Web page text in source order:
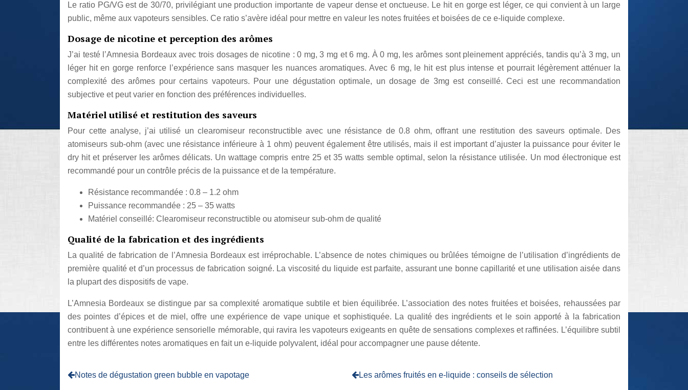
Le ratio PG/VG est de 30/70, privilégiant une production importante de vapeur dense et onctueuse. Le hit en gorge est léger, ce qui convient à un large
public, même aux vapoteurs sensibles. Ce ratio s’avère idéal pour mettre en valeur les notes fruitées et boisées de ce e-liquide complexe.
Dosage de nicotine et perception des arômes
J’ai testé l’Amnesia Bordeaux avec trois dosages de nicotine : 0 mg, 3 mg et 6 mg. À 0 mg, les arômes sont pleinement appréciés, tandis qu’à 3 mg, un
léger hit en gorge renforce l’expérience sans masquer les nuances aromatiques. Avec 6 mg, le hit est plus intense et pourrait légèrement atténuer la
complexité des arômes pour certains vapoteurs. Pour une dégustation optimale, un dosage de 3mg est conseillé. Ceci est une recommandation
subjective et peut varier en fonction des préférences individuelles.
Matériel utilisé et restitution des saveurs
Pour cette analyse, j’ai utilisé un clearomiseur reconstructible avec une résistance de 0.8 ohm, offrant une restitution des saveurs optimale. Des
atomiseurs sub-ohm (avec une résistance inférieure à 1 ohm) peuvent également être utilisés, mais il est important d’ajuster la puissance pour éviter le
dry hit et préserver les arômes délicats. Un wattage compris entre 25 et 35 watts semble optimal, selon la résistance utilisée. Un mod électronique est
recommandé pour un contrôle précis de la puissance et de la température.
Résistance recommandée : 0.8 – 1.2 ohm
Puissance recommandée : 25 – 35 watts
Matériel conseillé: Clearomiseur reconstructible ou atomiseur sub-ohm de qualité
Qualité de la fabrication et des ingrédients
La qualité de fabrication de l’Amnesia Bordeaux est irréprochable. L’absence de notes chimiques ou brûlées témoigne de l’utilisation d’ingrédients de
première qualité et d’un processus de fabrication soigné. La viscosité du liquide est parfaite, assurant une bonne capillarité et une utilisation aisée dans
la plupart des dispositifs de vape.
L’Amnesia Bordeaux se distingue par sa complexité aromatique subtile et bien équilibrée. L’association des notes fruitées et boisées, rehaussées par
des pointes d’épices et de miel, offre une expérience de vape unique et sophistiquée. La qualité des ingrédients et le soin apporté à la fabrication
contribuent à une expérience sensorielle mémorable, qui ravira les vapoteurs exigeants en quête de sensations complexes et raffinées. L’équilibre subtil
entre les différentes notes aromatiques en fait un e-liquide polyvalent, idéal pour accompagner une pause détente.
Notes de dégustation green bubble en vapotage Les arômes fruités en e-liquide : conseils de sélection